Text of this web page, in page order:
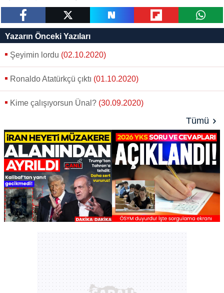
Yazarın Önceki Yazıları
Şeyimin lordu (02.10.2020)
Ronaldo Atatürkçü çıktı (01.10.2020)
Kime çalışıyorsun Ünal? (30.09.2020)
Tümü